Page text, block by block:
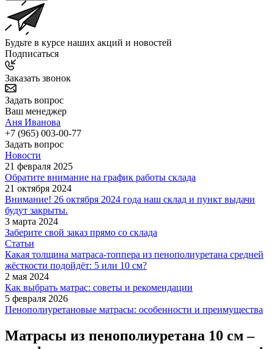
Будьте в курсе наших акций и новостей
Подписаться
Заказать звонок
Задать вопрос
Ваш менеджер
Аня Иванова
+7 (965) 003-00-77
Задать вопрос
Новости
21 февраля 2025
Обратите внимание на график работы склада
21 октября 2024
Внимание! 26 октября 2024 года наш склад и пункт выдачи
будут закрыты.
3 марта 2024
Заберите свой заказ прямо со склада
Статьи
Какая толщина матраса-топпера из пенополиуретана средней
жёсткости подойдёт: 5 или 10 см?
2 мая 2024
Как выбрать матрас: советы и рекомендации
5 февраля 2026
Пенополиуретановые матрасы: особенности и преимущества
Матрасы из пенополиуретана 10 см –